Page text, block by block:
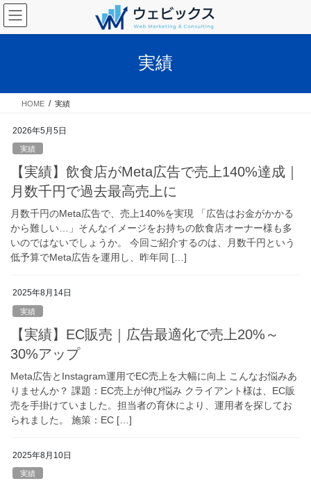
コ
ン
テ
ス
ナ
ビ
ゲ
ン
実績
HOME 実績
2026年5月5日
実績
【実績】飲食店がMeta広告で売上140%達成｜
月数千円で過去最高売上に
月数千円のMeta広告で、売上140%を実現 「広告はお金がかかる
から難しい…」そんなイメージをお持ちの飲食店オーナー様も多
いのではないでしょうか。 今回ご紹介するのは、月数千円という
低予算でMeta広告を運用し、昨年同 […]
2025年8月14日
実績
【実績】EC販売｜広告最適化で売上20%～
30%アップ
Meta広告とInstagram運用でEC売上を大幅に向上 こんなお悩みあ
りませんか？ 課題：EC売上が伸び悩み クライアント様は、EC販
売を手掛けていました。担当者の育休により、運用者を探してお
られました。 施策：EC […]
2025年8月10日
実績